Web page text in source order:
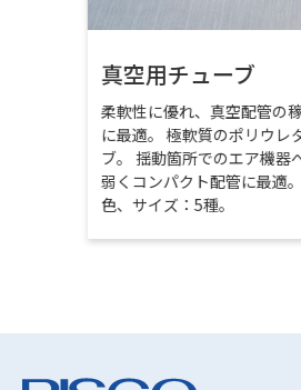
真空用チューブ
柔軟性に優れ、真空配管の
に最適。 極軟質のポリウレ
ブ。 揺動箇所でのエア機器
弱くコンパクト配管に最適
色、サイズ：5種。